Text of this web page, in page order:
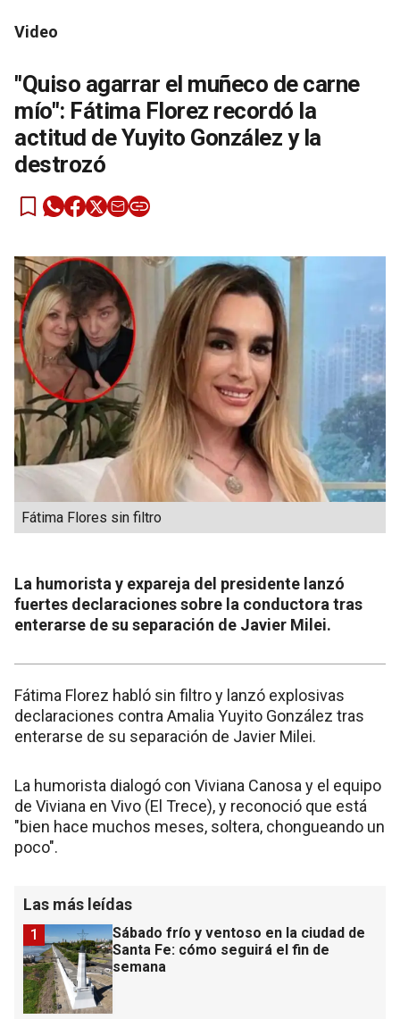
Video
"Quiso agarrar el muñeco de carne
mío": Fátima Florez recordó la
actitud de Yuyito González y la
destrozó
Fátima Flores sin filtro
La humorista y expareja del presidente lanzó
fuertes declaraciones sobre la conductora tras
enterarse de su separación de Javier Milei.
Fátima Florez habló sin filtro y lanzó explosivas
declaraciones contra Amalia Yuyito González tras
enterarse de su separación de Javier Milei.
La humorista dialogó con Viviana Canosa y el equipo
de Viviana en Vivo (El Trece), y reconoció que está
"bien hace muchos meses, soltera, chongueando un
poco".
Las más leídas
Sábado frío y ventoso en la ciudad de
Santa Fe: cómo seguirá el fin de
semana
1